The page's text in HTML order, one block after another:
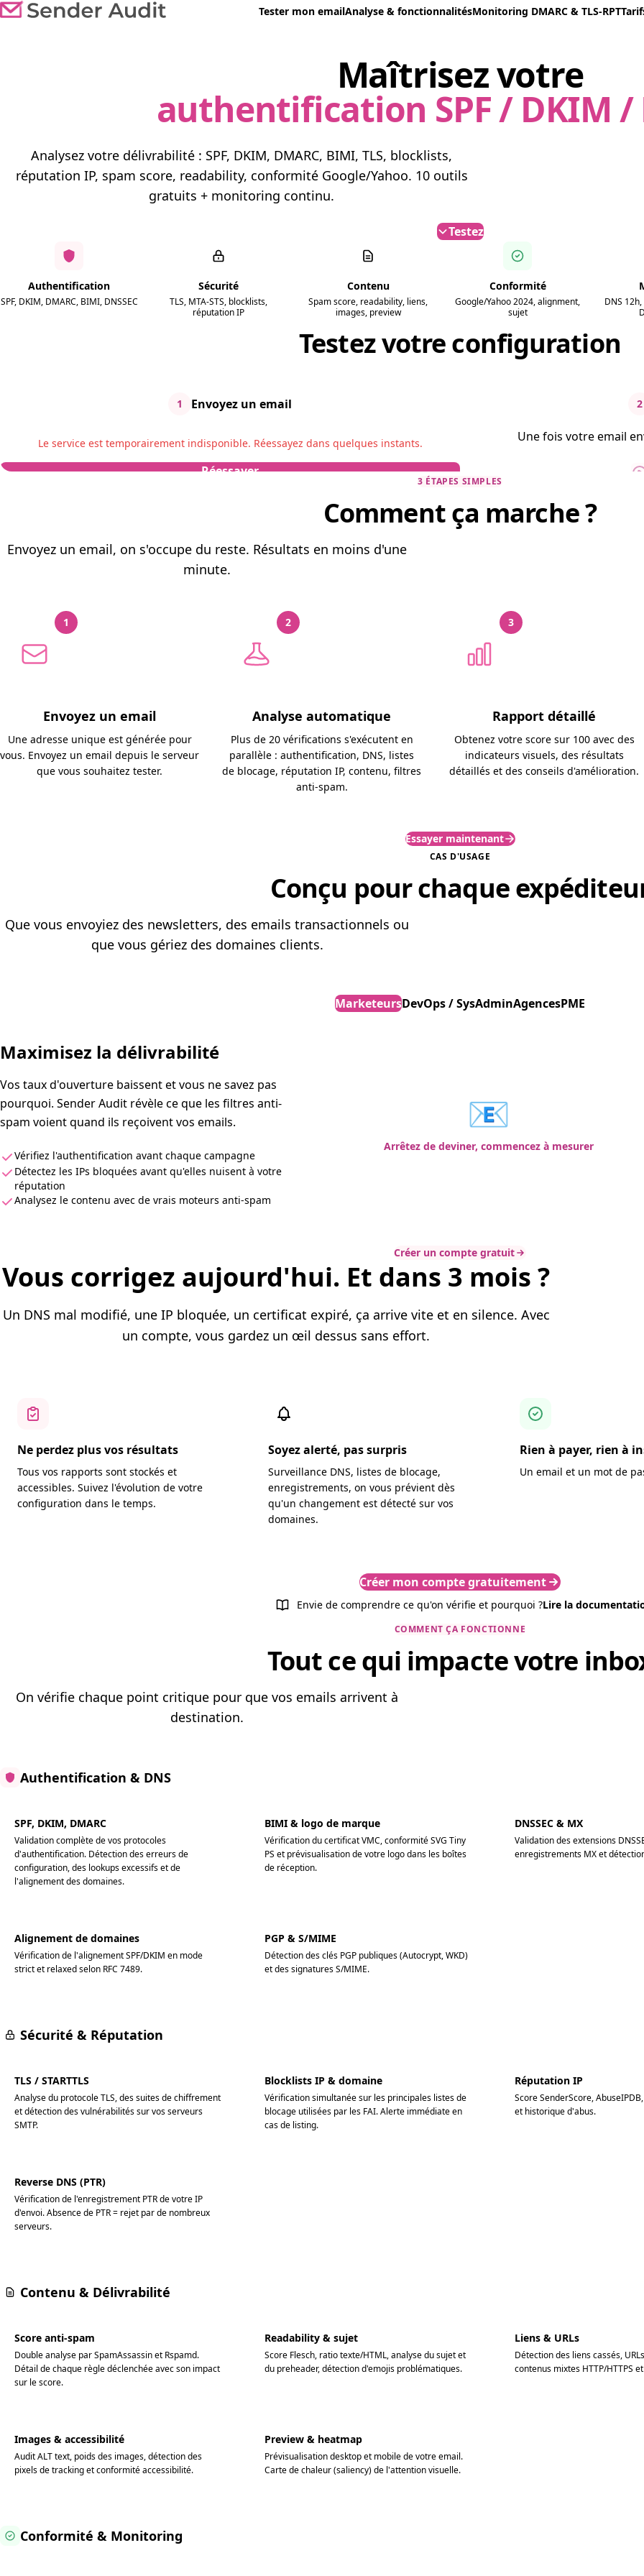
Tester mon emailAnalyse & fonctionnalitésMonitoring DMARC & TLS-RPT
Maîtrisez votre
authentification SPF / DKIM /
Analysez votre délivrabilité : SPF, DKIM, DMARC, BIMI, TLS, blocklists,
réputation IP, spam score, readability, conformité Google/Yahoo. 10 outils
gratuits + monitoring continu.
Testez
Authentification
SPF, DKIM, DMARC, BIMI, DNSSEC
Sécurité
TLS, MTA-STS, blocklists,
réputation IP
Contenu
Spam score, readability, liens,
images, preview
Conformité
Google/Yahoo 2024, alignment,
sujet
DNS
Testez votre configuration
1 Envoyez un email
Le service est temporairement indisponible. Réessayez dans quelques instants.
Réessayer
2
Une fois votre email
3 ÉTAPES SIMPLES
Comment ça marche ?
Envoyez un email, on s'occupe du reste. Résultats en moins d'une
minute.
1
Envoyez un email
Une adresse unique est générée pour
vous. Envoyez un email depuis le serveur
que vous souhaitez tester.
2
Analyse automatique
Plus de 20 vérifications s'exécutent en
parallèle : authentification, DNS, listes
de blocage, réputation IP, contenu, filtres
anti-spam.
3
Rapport détaillé
Obtenez votre score sur 100 avec des
indicateurs visuels, des résultats
détaillés et des conseils d'amélioration.
Essayer maintenant
CAS D'USAGE
Conçu pour chaque
Que vous envoyiez des newsletters, des emails transactionnels ou
que vous gériez des domaines clients.
MarketeursDevOps / SysAdminAgencesPME
Maximisez la délivrabilité
Vos taux d'ouverture baissent et vous ne savez pas
pourquoi. Sender Audit révèle ce que les filtres anti-
spam voient quand ils reçoivent vos emails.
Vérifiez l'authentification avant chaque campagne
Détectez les IPs bloquées avant qu'elles nuisent à votre
réputation
Analysez le contenu avec de vrais moteurs anti-spam
📧
Arrêtez de deviner, commencez à mesurer
Créer un compte gratuit
Vous corrigez aujourd'hui. Et dans 3 mois ?
Un DNS mal modifié, une IP bloquée, un certificat expiré, ça arrive vite et en silence. Avec
un compte, vous gardez un œil dessus sans effort.
Ne perdez plus vos résultats
Tous vos rapports sont stockés et
accessibles. Suivez l'évolution de votre
configuration dans le temps.
Soyez alerté, pas surpris
Surveillance DNS, listes de blocage,
enregistrements, on vous prévient dès
qu'un changement est détecté sur vos
domaines.
Rien à payer, rien à
Un email et un mot de
Créer mon compte gratuitement
Envie de comprendre ce qu'on vérifie et pourquoi ?Lire la
COMMENT ÇA FONCTIONNE
Tout ce qui impacte votre
On vérifie chaque point critique pour que vos emails arrivent à
destination.
Authentification & DNS
SPF, DKIM, DMARC
Validation complète de vos protocoles
d'authentification. Détection des erreurs de
configuration, des lookups excessifs et de
l'alignement des domaines.
BIMI & logo de marque
Vérification du certificat VMC, conformité SVG Tiny
PS et prévisualisation de votre logo dans les boîtes
de réception.
DNSSEC & MX
Validation des extensions
enregistrements MX et
Alignement de domaines
Vérification de l'alignement SPF/DKIM en mode
strict et relaxed selon RFC 7489.
PGP & S/MIME
Détection des clés PGP publiques (Autocrypt, WKD)
et des signatures S/MIME.
Sécurité & Réputation
TLS / STARTTLS
Analyse du protocole TLS, des suites de chiffrement
et détection des vulnérabilités sur vos serveurs
SMTP.
Blocklists IP & domaine
Vérification simultanée sur les principales listes de
blocage utilisées par les FAI. Alerte immédiate en
cas de listing.
Réputation IP
Score SenderScore,
et historique d'abus.
Reverse DNS (PTR)
Vérification de l'enregistrement PTR de votre IP
d'envoi. Absence de PTR = rejet par de nombreux
serveurs.
Contenu & Délivrabilité
Score anti-spam
Double analyse par SpamAssassin et Rspamd.
Détail de chaque règle déclenchée avec son impact
sur le score.
Readability & sujet
Score Flesch, ratio texte/HTML, analyse du sujet et
du preheader, détection d'emojis problématiques.
Liens & URLs
Détection des liens cassés,
contenus mixtes HTTP/HTTPS
Images & accessibilité
Audit ALT text, poids des images, détection des
pixels de tracking et conformité accessibilité.
Preview & heatmap
Prévisualisation desktop et mobile de votre email.
Carte de chaleur (saliency) de l'attention visuelle.
Conformité & Monitoring